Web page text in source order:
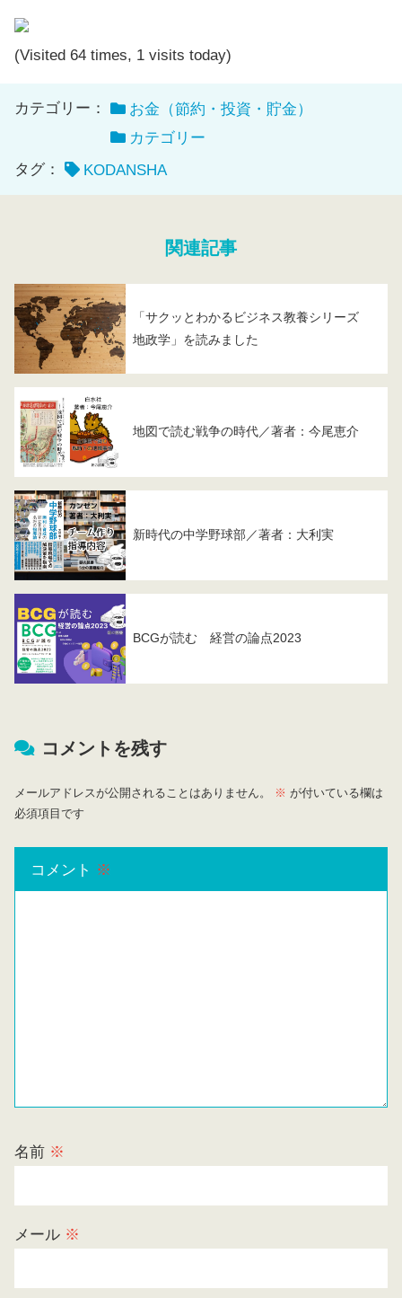
(Visited 64 times, 1 visits today)
カテゴリー：
お金（節約・投資・貯金）
カテゴリー
タグ：
KODANSHA
関連記事
「サクッとわかるビジネス教養シリーズ
地政学」を読みました
地図で読む戦争の時代／著者：今尾恵介
新時代の中学野球部／著者：大利実
BCGが読む 経営の論点2023
コメントを残す
メールアドレスが公開されることはありません。 ※ が付いている欄は
必須項目です
コメント ※
名前 ※
メール ※